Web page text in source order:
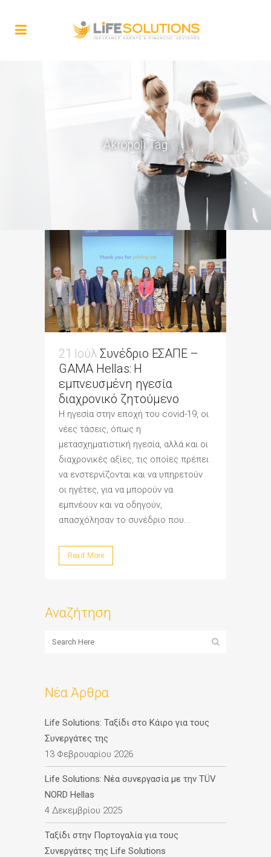
Akropoli Tag
21 Ιούλ Συνέδριο ΕΣΑΠΕ –
GAMA Hellas: Η
εμπνευσμένη ηγεσία
διαχρονικό ζητούμενο
Η ηγεσία στην εποχή του covid-19, οι
νέες τάσεις, όπως η
μετασχηματιστική ηγεσία, αλλά και οι
διαχρονικές αξίες, τις οποίες πρέπει
να ενστερνίζονται και να υπηρετούν
οι ηγέτες, για να μπορούν να
εμπνέουν και να οδηγούν,
απασχόλησαν το συνέδριο που...
Read More
Αναζήτηση
Νέα Άρθρα
Life Solutions: Ταξίδι στο Κάιρο για τους
Συνεργάτες της
13 Φεβρουαρίου 2026
Life Solutions: Νέα συνεργασία με την TÜV
NORD Hellas
4 Δεκεμβρίου 2025
Ταξίδι στην Πορτογαλία για τους
Συνεργάτες της Life Solutions